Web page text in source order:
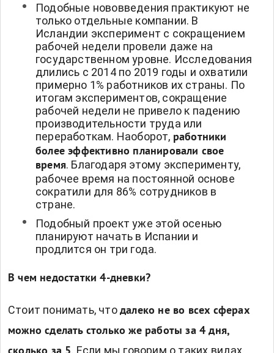
Подобные нововведения практикуют не
только отдельные компании. В
Исландии эксперимент с сокращением
рабочей недели провели даже на
государственном уровне. Исследования
длились с 2014 по 2019 годы и охватили
примерно 1% работников их страны. По
итогам экспериментов, сокращение
рабочей недели не привело к падению
производительности труда или
переработкам. Наоборот, работники
более эффективно планировали свое
время. Благодаря этому эксперименту,
рабочее время на постоянной основе
сократили для 86% сотрудников в
стране.
Подобный проект уже этой осенью
планируют начать в Испании и
продлится он три года.
В чем недостатки 4-дневки?
Стоит понимать, что далеко не во всех сферах
можно сделать столько же работы за 4 дня,
. Если мы говорим о таких видах